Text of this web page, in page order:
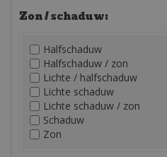
Zon / schaduw:
Halfschaduw
Halfschaduw / zon
Lichte / halfschaduw
Lichte schaduw
Lichte schaduw / zon
Schaduw
Zon